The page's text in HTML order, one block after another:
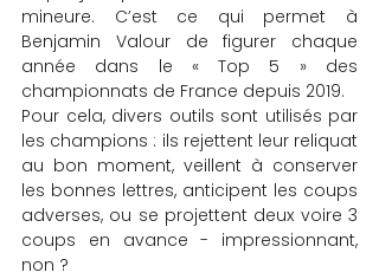
mineure. C’est ce qui permet à
Benjamin Valour de figurer chaque
année dans le « Top 5 » des
championnats de France depuis 2019.
Pour cela, divers outils sont utilisés par
les champions : ils rejettent leur reliquat
au bon moment, veillent à conserver
les bonnes lettres, anticipent les coups
adverses, ou se projettent deux voire 3
coups en avance - impressionnant,
non ?